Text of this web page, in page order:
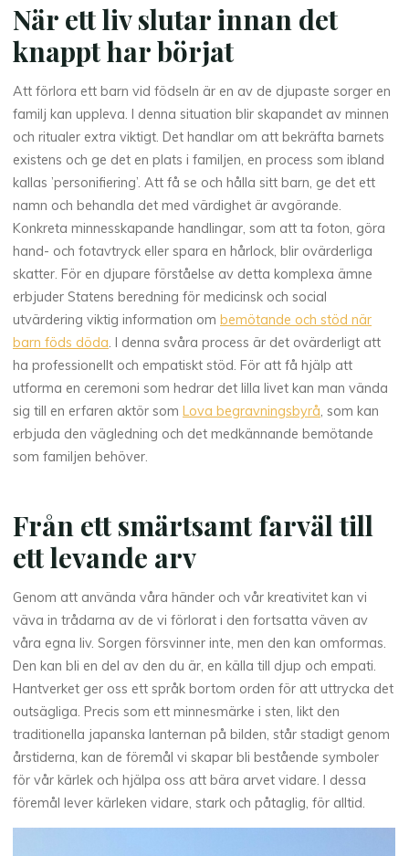
När ett liv slutar innan det
knappt har börjat
Att förlora ett barn vid födseln är en av de djupaste sorger en
familj kan uppleva. I denna situation blir skapandet av minnen
och ritualer extra viktigt. Det handlar om att bekräfta barnets
existens och ge det en plats i familjen, en process som ibland
kallas ’personifiering’. Att få se och hålla sitt barn, ge det ett
namn och behandla det med värdighet är avgörande.
Konkreta minnesskapande handlingar, som att ta foton, göra
hand- och fotavtryck eller spara en hårlock, blir ovärderliga
skatter. För en djupare förståelse av detta komplexa ämne
erbjuder Statens beredning för medicinsk och social
utvärdering viktig information ombemötande och stöd när
barn föds döda. I denna svåra process är det ovärderligt att
ha professionellt och empatiskt stöd. För att få hjälp att
utforma en ceremoni som hedrar det lilla livet kan man vända
sig till en erfaren aktör somLova begravningsbyrå, som kan
erbjuda den vägledning och det medkännande bemötande
som familjen behöver.
Från ett smärtsamt farväl till
ett levande arv
Genom att använda våra händer och vår kreativitet kan vi
väva in trådarna av de vi förlorat i den fortsatta väven av
våra egna liv. Sorgen försvinner inte, men den kan omformas.
Den kan bli en del av den du är, en källa till djup och empati.
Hantverket ger oss ett språk bortom orden för att uttrycka det
outsägliga. Precis som ett minnesmärke i sten, likt den
traditionella japanska lanternan på bilden, står stadigt genom
årstiderna, kan de föremål vi skapar bli bestående symboler
för vår kärlek och hjälpa oss att bära arvet vidare. I dessa
föremål lever kärleken vidare, stark och påtaglig, för alltid.